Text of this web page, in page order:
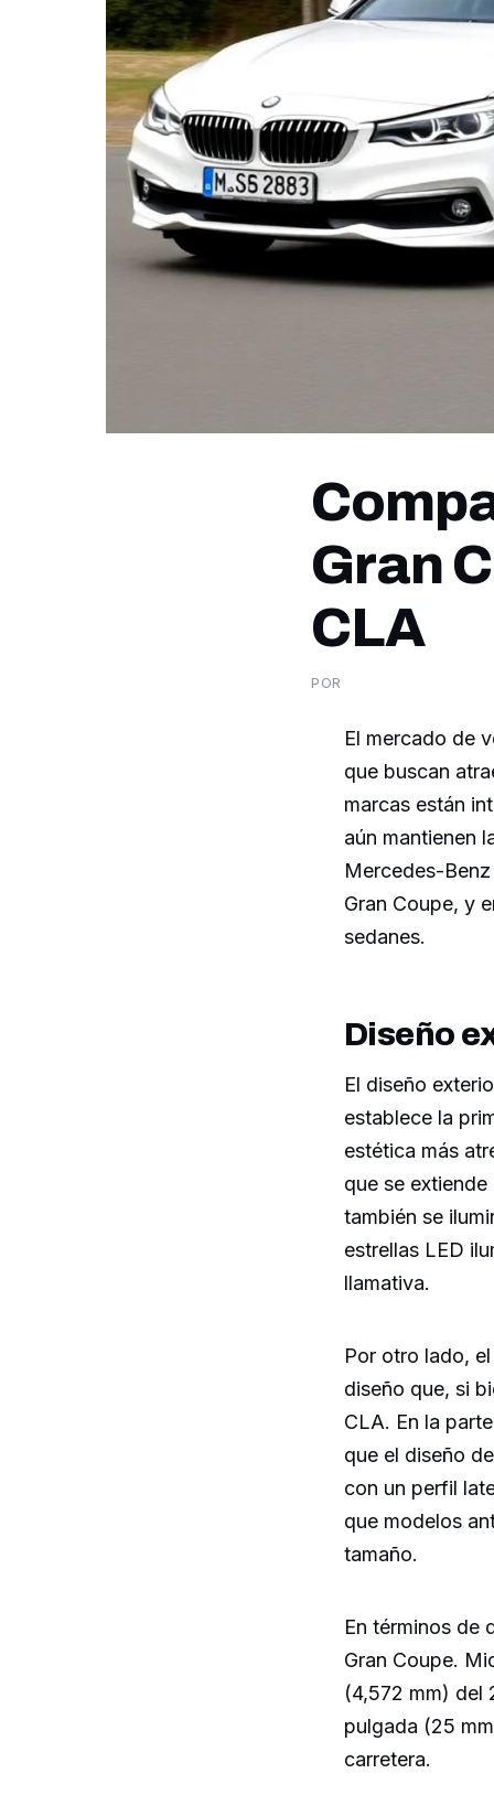
Gran
CLA
POR
El mercado de
que buscan
marcas están
aún mantienen
Mercedes-
Gran Coupe, y
sedanes.
Diseño
El diseño
establece la
estética más
que se
también se
estrellas LED
llamativa.
Por otro lado,
diseño que, si
CLA. En la
que el diseño
con un perfil
que modelos
tamaño.
En términos de
Gran Coupe.
(4,572 mm) del
pulgada (25
carretera.